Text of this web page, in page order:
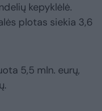
kepyklėlė.
plotas siekia 3,6
5,5 mln. eurų,